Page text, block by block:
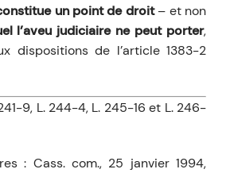
un point de droit– et non
l’aveu judiciaire ne peut porter,
dispositions de l’article 1383-2
9, L. 244-4, L. 245-16 et L. 246-
: Cass. com., 25 janvier 1994,